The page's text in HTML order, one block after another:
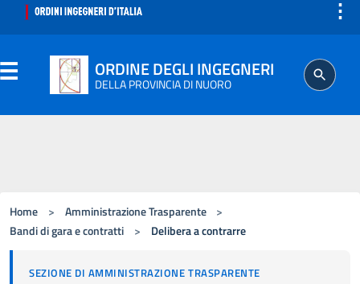
⋮
ORDINE DEGLI INGEGNERI
DELLA PROVINCIA DI NUORO
ISCRITTO
PROFESSIONE
Home > Amministrazione Trasparente
>
Bandi di gara e contratti
> Delibera a contrarre
SEZIONE DI AMMINISTRAZIONE TRASPARENTE